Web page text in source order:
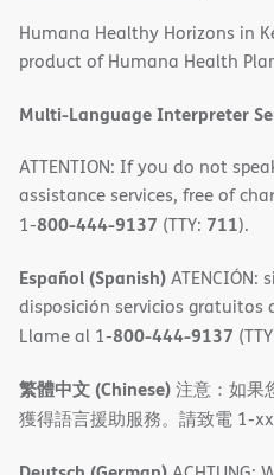
new
Humana Healthy Horizons in
product of Humana Health
Multi-Language Interpreter
ATTENTION: If you do not
assistance services, free of
1-800-444-9137 (TTY: 711).
Español (Spanish)ATENCIÓN:
disposición servicios gratuitos
Llame al 1-800-444-9137
繁體中文 (Chinese)注意：如果
獲得語言援助服務。請致電 1-